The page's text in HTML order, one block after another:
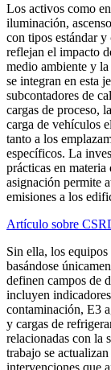
Los activos como
iluminación,
con tipos estándar
reflejan el impacto
medio ambiente y
se integran en esta
subcontadores de
cargas de proceso,
carga de vehículos
tanto a los
específicos. La
prácticas en
asignación permite
emisiones a los
Artículo sobre
Sin ella, los
basándose
definen campos de
incluyen
contaminación, E3
y cargas de
relacionadas con la
trabajo se
intervenciones que